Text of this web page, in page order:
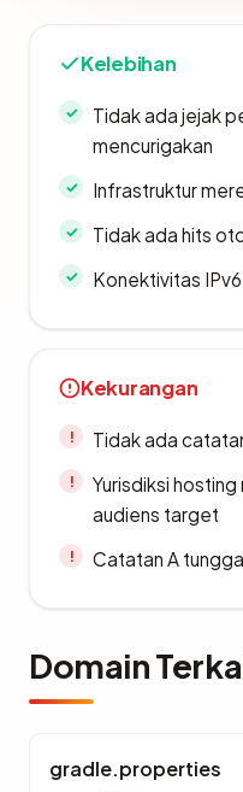
Kelebihan
Tidak ada jejak
mencurigakan
Infrastruktur
Tidak ada hits
Konektivitas
Kekurangan
Tidak ada
Yurisdiksi
audiens target
Catatan A
Domain
gradle.properties